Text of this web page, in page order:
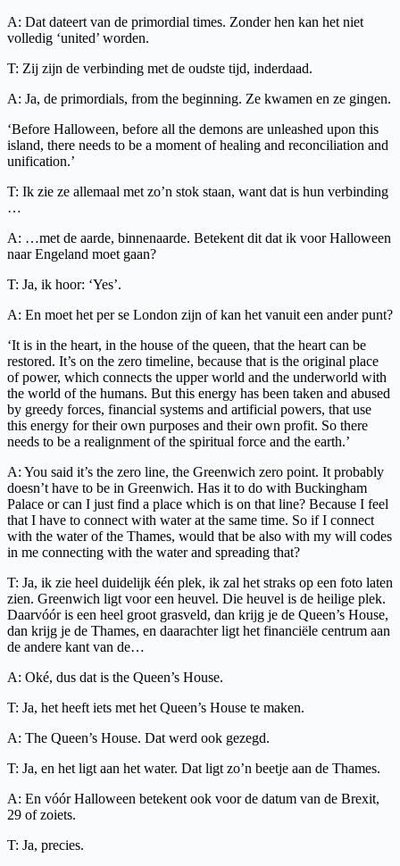
A: Dat dateert van de primordial times. Zonder hen kan het niet
volledig ‘united’ worden.
T: Zij zijn de verbinding met de oudste tijd, inderdaad.
A: Ja, de primordials, from the beginning. Ze kwamen en ze gingen.
‘Before Halloween, before all the demons are unleashed upon this
island, there needs to be a moment of healing and reconciliation and
unification.’
T: Ik zie ze allemaal met zo’n stok staan, want dat is hun verbinding
…
A: …met de aarde, binnenaarde. Betekent dit dat ik voor Halloween
naar Engeland moet gaan?
T: Ja, ik hoor: ‘Yes’.
A: En moet het per se London zijn of kan het vanuit een ander punt?
‘It is in the heart, in the house of the queen, that the heart can be
restored. It’s on the zero timeline, because that is the original place
of power, which connects the upper world and the underworld with
the world of the humans. But this energy has been taken and abused
by greedy forces, financial systems and artificial powers, that use
this energy for their own purposes and their own profit. So there
needs to be a realignment of the spiritual force and the earth.’
A: You said it’s the zero line, the Greenwich zero point. It probably
doesn’t have to be in Greenwich. Has it to do with Buckingham
Palace or can I just find a place which is on that line? Because I feel
that I have to connect with water at the same time. So if I connect
with the water of the Thames, would that be also with my will codes
in me connecting with the water and spreading that?
T: Ja, ik zie heel duidelijk één plek, ik zal het straks op een foto laten
zien. Greenwich ligt voor een heuvel. Die heuvel is de heilige plek.
Daarvóór is een heel groot grasveld, dan krijg je de Queen’s House,
dan krijg je de Thames, en daarachter ligt het financiële centrum aan
de andere kant van de…
A: Oké, dus dat is the Queen’s House.
T: Ja, het heeft iets met het Queen’s House te maken.
A: The Queen’s House. Dat werd ook gezegd.
T: Ja, en het ligt aan het water. Dat ligt zo’n beetje aan de Thames.
A: En vóór Halloween betekent ook voor de datum van de Brexit,
29 of zoiets.
T: Ja, precies.